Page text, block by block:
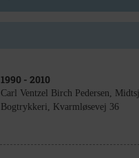
1990 - 2010
Carl Ventzel Birch Pedersen,
Bogtrykkeri, Kvarmløsevej 36